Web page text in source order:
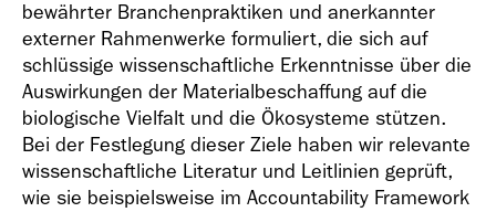
bewährter Branchenpraktiken und anerkannter
externer Rahmenwerke formuliert, die sich auf
schlüssige wissenschaftliche Erkenntnisse über die
Auswirkungen der Materialbeschaffung auf die
biologische Vielfalt und die Ökosysteme stützen.
Bei der Festlegung dieser Ziele haben wir relevante
wissenschaftliche Literatur und Leitlinien geprüft,
wie sie beispielsweise im Accountability Framework